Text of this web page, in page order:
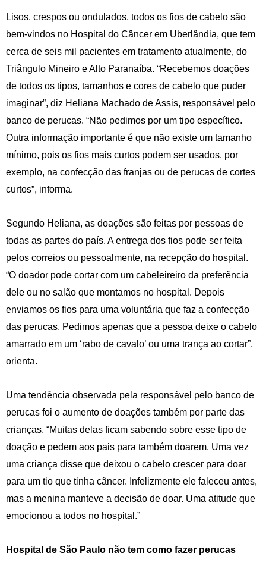
Lisos, crespos ou ondulados, todos os fios de cabelo são
bem-vindos no Hospital do Câncer em Uberlândia, que tem
cerca de seis mil pacientes em tratamento atualmente, do
Triângulo Mineiro e Alto Paranaíba. “Recebemos doações
de todos os tipos, tamanhos e cores de cabelo que puder
imaginar”, diz Heliana Machado de Assis, responsável pelo
banco de perucas. “Não pedimos por um tipo específico.
Outra informação importante é que não existe um tamanho
mínimo, pois os fios mais curtos podem ser usados, por
exemplo, na confecção das franjas ou de perucas de cortes
curtos”, informa.
Segundo Heliana, as doações são feitas por pessoas de
todas as partes do país. A entrega dos fios pode ser feita
pelos correios ou pessoalmente, na recepção do hospital.
“O doador pode cortar com um cabeleireiro da preferência
dele ou no salão que montamos no hospital. Depois
enviamos os fios para uma voluntária que faz a confecção
das perucas. Pedimos apenas que a pessoa deixe o cabelo
amarrado em um ‘rabo de cavalo’ ou uma trança ao cortar”,
orienta.
Uma tendência observada pela responsável pelo banco de
perucas foi o aumento de doações também por parte das
crianças. “Muitas delas ficam sabendo sobre esse tipo de
doação e pedem aos pais para também doarem. Uma vez
uma criança disse que deixou o cabelo crescer para doar
para um tio que tinha câncer. Infelizmente ele faleceu antes,
mas a menina manteve a decisão de doar. Uma atitude que
emocionou a todos no hospital.”
Hospital de São Paulo não tem como fazer perucas